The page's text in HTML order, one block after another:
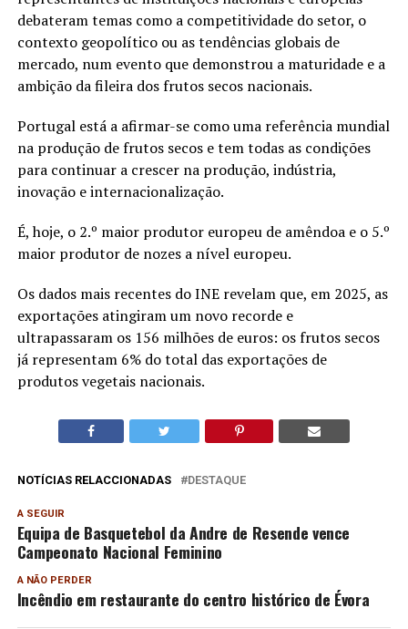
debateram temas como a competitividade do setor, o
contexto geopolítico ou as tendências globais de
mercado, num evento que demonstrou a maturidade e a
ambição da fileira dos frutos secos nacionais.
Portugal está a afirmar-se como uma referência mundial
na produção de frutos secos e tem todas as condições
para continuar a crescer na produção, indústria,
inovação e internacionalização.
É, hoje, o 2.º maior produtor europeu de amêndoa e o 5.º
maior produtor de nozes a nível europeu.
Os dados mais recentes do INE revelam que, em 2025, as
exportações atingiram um novo recorde e
ultrapassaram os 156 milhões de euros: os frutos secos
já representam 6% do total das exportações de
produtos vegetais nacionais.
NOTÍCIAS RELACCIONADAS DESTAQUE
A SEGUIR
Equipa de Basquetebol da Andre de Resende vence
Campeonato Nacional Feminino
A NÃO PERDER
Incêndio em restaurante do centro histórico de Évora